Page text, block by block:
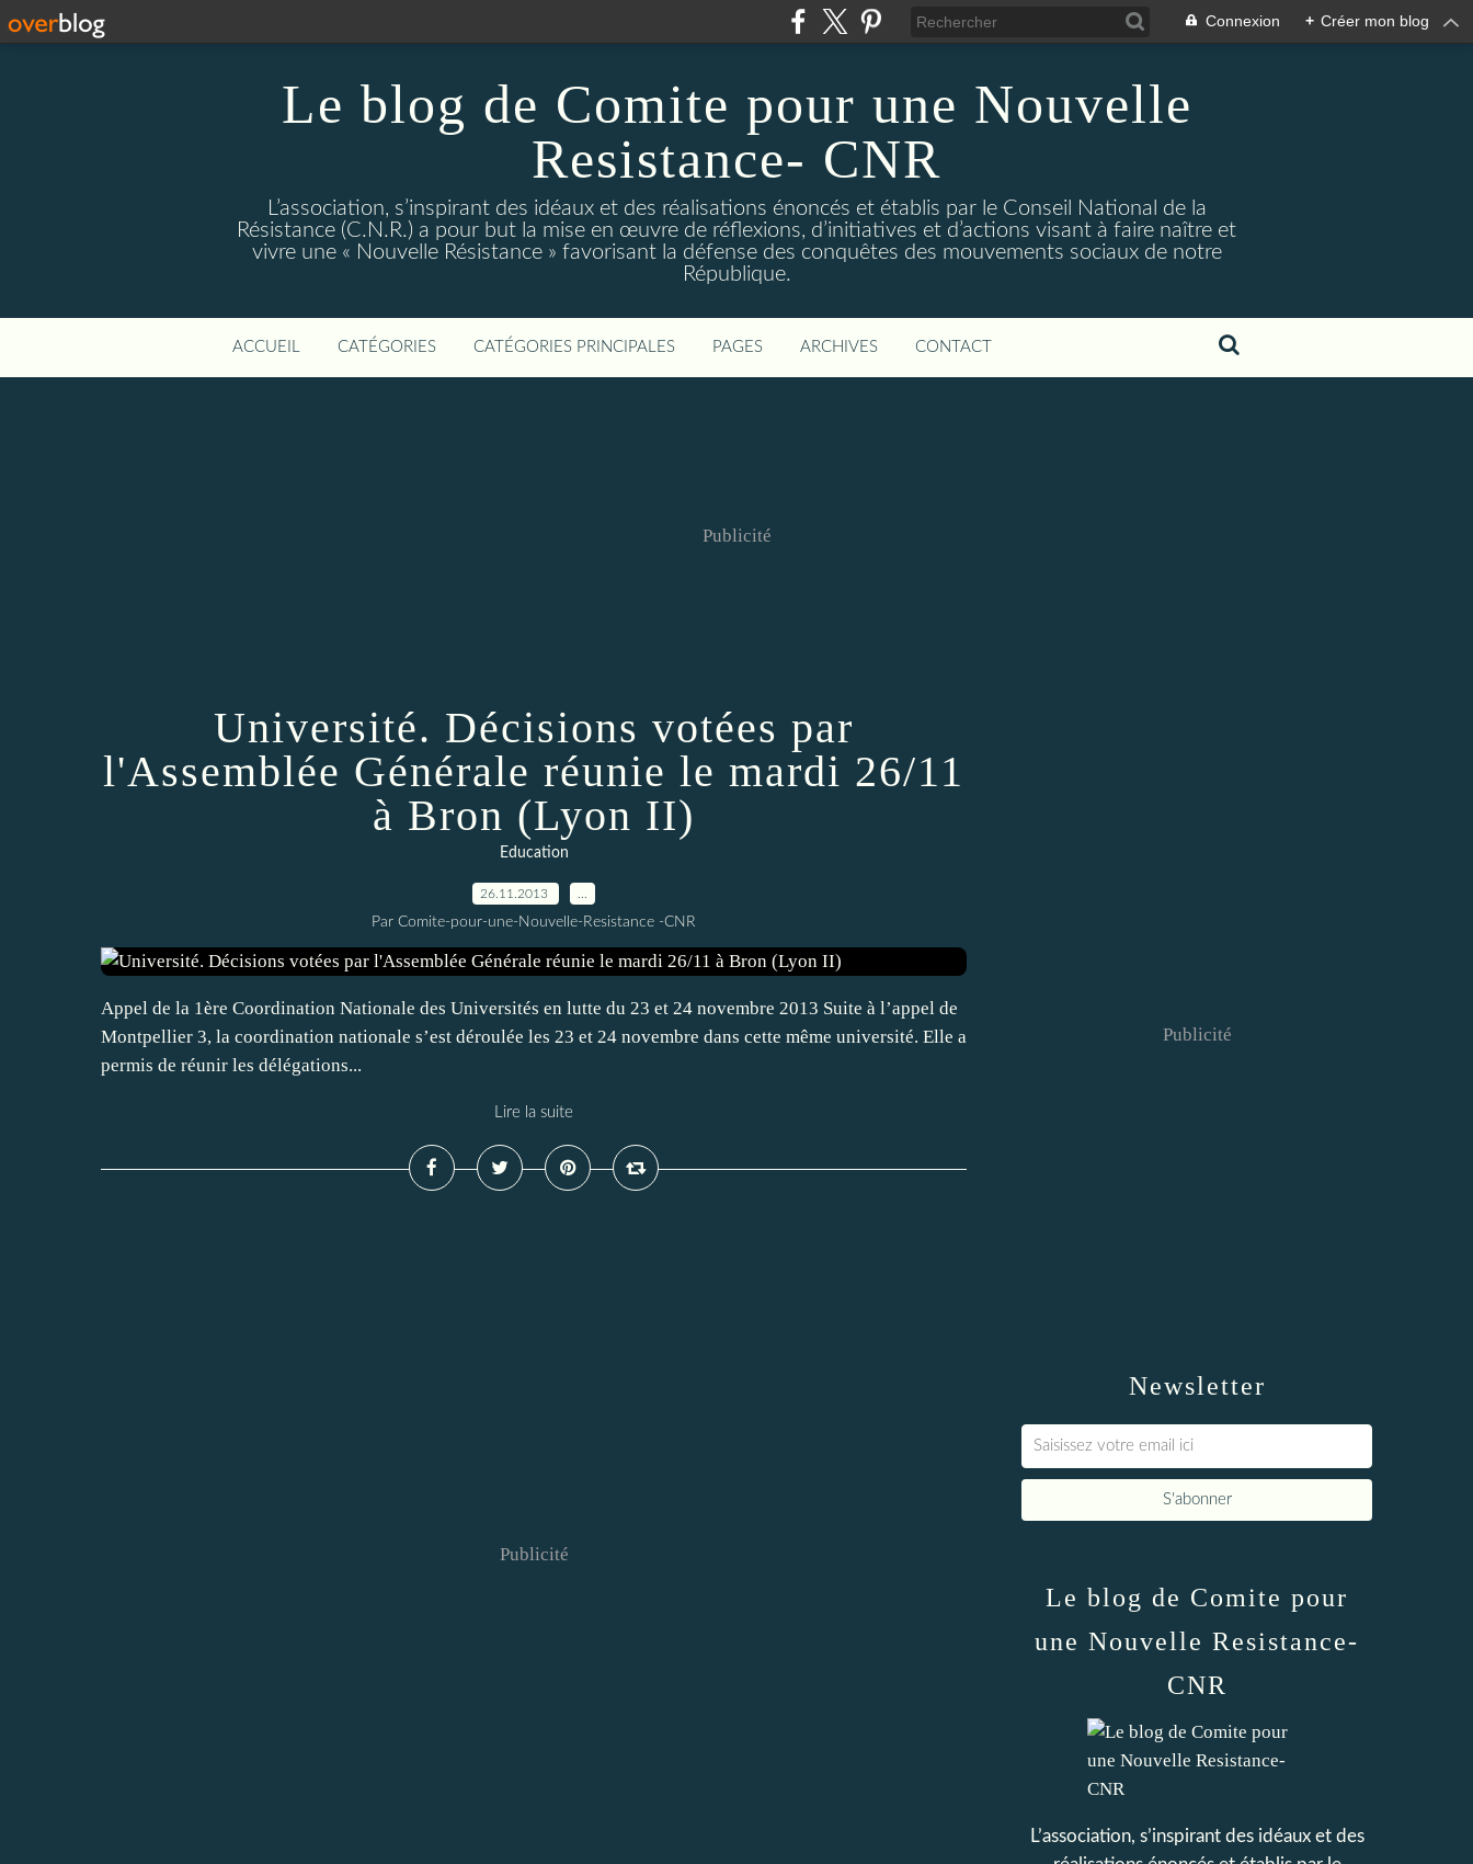
Connexion + Créer mon blog
Le blog de Comite pour une Nouvelle
Resistance- CNR
L’association, s’inspirant des idéaux et des réalisations énoncés et établis par le Conseil National de la
Résistance (C.N.R.) a pour but la mise en œuvre de réflexions, d’initiatives et d’actions visant à faire naître et
vivre une « Nouvelle Résistance » favorisant la défense des conquêtes des mouvements sociaux de notre
République.
ACCUEIL CATÉGORIES CATÉGORIES PRINCIPALES PAGES ARCHIVES CONTACT
Publicité
Université. Décisions votées par
l'Assemblée Générale réunie le mardi 26/11
à Bron (Lyon II)
Education
26.11.2013
Par Comite-pour-une-Nouvelle-Resistance -CNR
Appel de la 1ère Coordination Nationale des Universités en lutte du 23 et 24 novembre 2013 Suite à l’appel de
Montpellier 3, la coordination nationale s’est déroulée les 23 et 24 novembre dans cette même université. Elle a
permis de réunir les délégations...
Lire la suite
Publicité
Newsletter
Publicité
Le blog de Comite pour
une Nouvelle Resistance-
CNR
L’association, s’inspirant des idéaux et des